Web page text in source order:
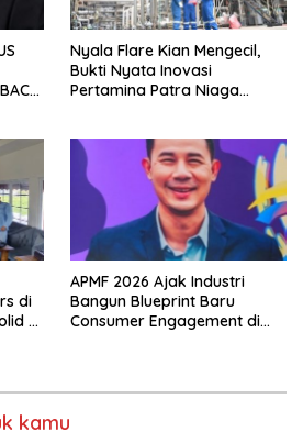
Nyala Flare Kian Mengecil,
Bukti Nyata Inovasi
Pertamina Patra Niaga
di
di
APMF 2026 Ajak Industri
Bangun Blueprint Baru
Consumer Engagement di
kamu